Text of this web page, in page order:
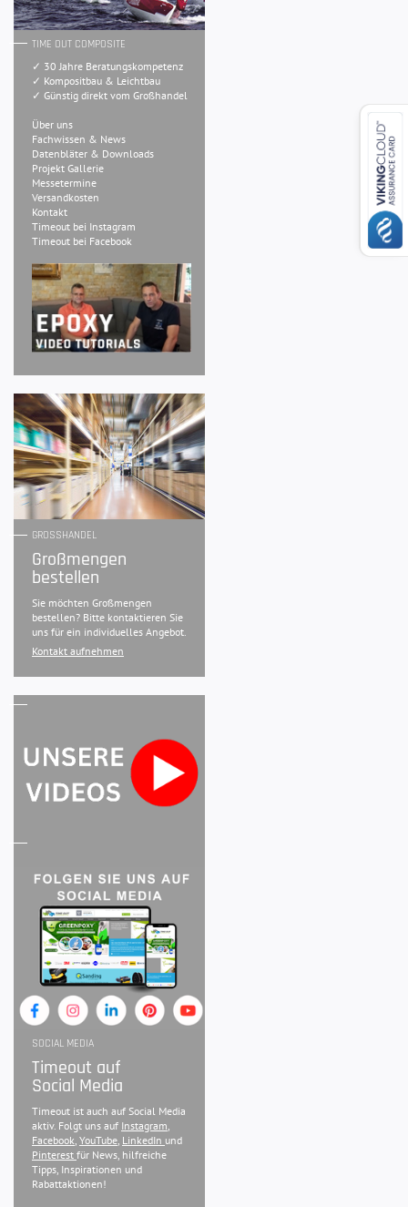
TIME OUT COMPOSITE
✓ 30 Jahre Beratungskompetenz
✓ Kompositbau & Leichtbau
✓ Günstig direkt vom Großhandel
Über uns
Fachwissen & News
Datenbläter & Downloads
Projekt Gallerie
Messetermine
Versandkosten
Kontakt
Timeout bei Instagram
Timeout bei Facebook
GROSSHANDEL
Großmengen
bestellen
Sie möchten Großmengen
bestellen? Bitte kontaktieren Sie
uns für ein individuelles Angebot.
Kontakt aufnehmen
SOCIAL MEDIA
Timeout auf
Social Media
Timeout ist auch auf Social Media
aktiv. Folgt uns auf Instagram,
Facebook, YouTube, LinkedIn und
Pinterest für News, hilfreiche
Tipps, Inspirationen und
Rabattaktionen!